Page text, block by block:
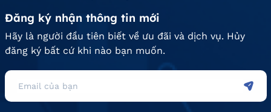
Đăng ký nhận thông tin mới
Hãy là người đầu tiên biết về ưu đãi và dịch vụ. Hủy
đăng ký bất cứ khi nào bạn muốn.